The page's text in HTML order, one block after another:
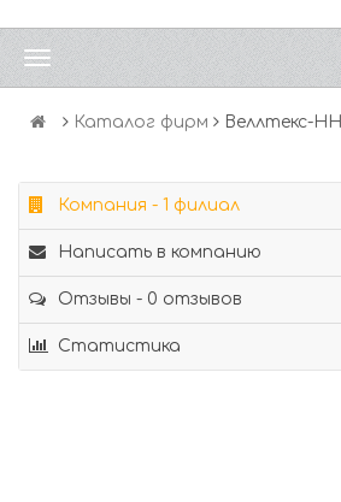
Каталог фирм Веллтекс-НН
Компания - 1 филиал
Написать в компанию
Отзывы - 0 отзывов
Статистика